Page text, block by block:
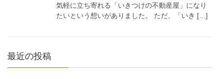
気軽に立ち寄れる「いきつけの不動産屋」になり
たいという想いがありました。 ただ、「いき […]
最近の投稿